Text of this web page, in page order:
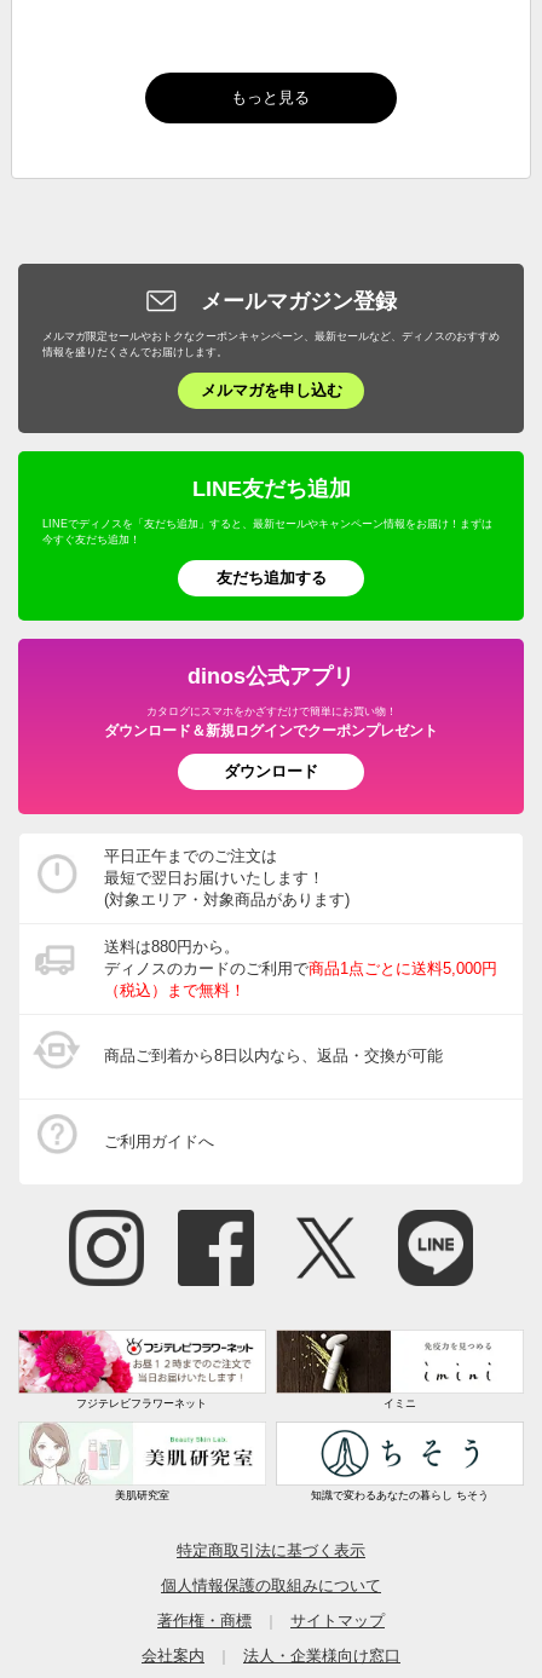
もっと見る
メールマガジン登録
メルマガ限定セールやおトクなクーポンキャンペーン、最新セールなど、ディノスのおすすめ
情報を盛りだくさんでお届けします。
メルマガを申し込む
LINE友だち追加
LINEでディノスを「友だち追加」すると、最新セールやキャンペーン情報をお届け！まずは
今すぐ友だち追加！
友だち追加する
dinos公式アプリ
カタログにスマホをかざすだけで簡単にお買い物！
ダウンロード＆新規ログインでクーポンプレゼント
ダウンロード
平日正午までのご注文は
最短で翌日お届けいたします！
(対象エリア・対象商品があります)
送料は880円から。
ディノスのカードのご利用で商品1点ごとに送料5,000円
（税込）まで無料！
商品ご到着から8日以内なら、返品・交換が可能
ご利用ガイドへ
フジテレビフラワーネット イミニ
美肌研究室 知識で変わるあなたの暮らし ちそう
特定商取引法に基づく表示
個人情報保護の取組みについて
著作権・商標
サイトマップ
会社案内
法人・企業様向け窓口